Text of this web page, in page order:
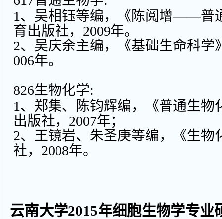
1、吴相钰等编，《陈阅增——普
育出版社，2009年。
2、吴庆余主编，《基础生命科学
006年。
826生物化学:
1、郑集、陈钧辉编，《普通生
出版社，2007年；
2、王镜岩、朱圣庚等编，《生物
社，2008年。
云南大学2015年细胞生物学专